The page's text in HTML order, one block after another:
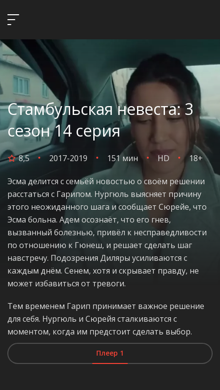
Стамбульская невеста: 3
сезон 14 серия
8,5 2017-2019 151 мин HD 18+
Эсма делится с семьёй новостью о своём решении
расстаться с Гарипом. Нургюль выясняет причину
этого неожиданного шага и сообщает Сюрейе, что
Эсма больна. Адем осознаёт, что его гнев,
вызванный болезнью, привёл к несправедливости
по отношению к Гюнеш, и решает сделать шаг
навстречу. Подозрения Диляры усиливаются с
каждым днём. Сенем, хотя и скрывает правду, не
может избавиться от тревоги.
Тем временем Гарип принимает важное решение
для себя. Нургюль и Сюрейя сталкиваются с
моментом, когда им предстоит сделать выбор.
Плеер 1